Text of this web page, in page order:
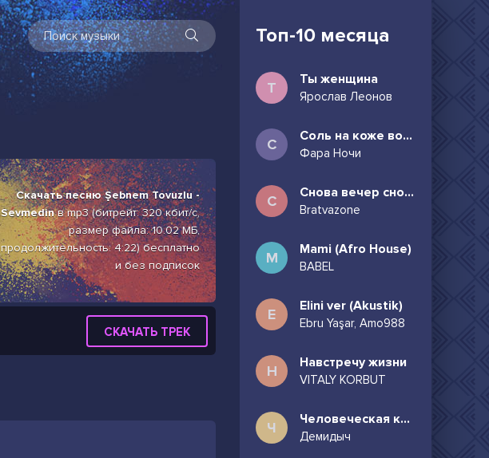
Скачать песню Şebnem Tovuzlu -
Sevmedinв mp3 (битрейт: 320 кбит/с,
размер файла: 10.02 МБ,
продолжительность: 4:22) бесплатно
и без подписок
СКАЧАТЬ ТРЕК
Топ-10 месяца
Т Ты женщина
Ярослав Леонов
С Соль на коже волосы в пучок
Фара Ночи
С Снова вечер снова дождь может всё таки придёшь
Bratvazone
M Mami (Afro House)
BABEL
E Elini ver (Akustik)
Ebru Yaşar, Amo988
Н Навстречу жизни
VITALY KORBUT
Ч Человеческая комедия
Демидыч